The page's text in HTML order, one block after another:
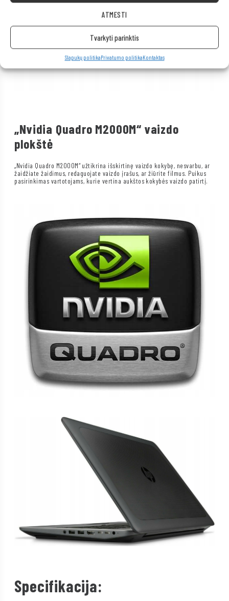
ATMESTI
Tvarkyti parinktis
Slapukų politikaPrivatumo politikaKontaktas
„Nvidia Quadro M2000M“ vaizdo
plokštė
„Nvidia Quadro M2000M“ užtikrina išskirtinę vaizdo kokybę, nesvarbu, ar
žaidžiate žaidimus, redaguojate vaizdo įrašus, ar žiūrite filmus. Puikus
pasirinkimas vartotojams, kurie vertina aukštos kokybės vaizdo patirtį.
Specifikacija: